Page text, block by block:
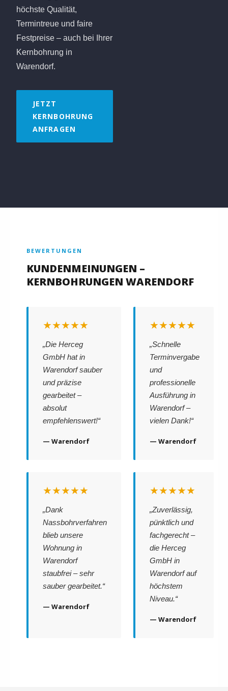
höchste Qualität,
Termintreue und faire
Festpreise – auch bei Ihrer
Kernbohrung in
Warendorf.
JETZT
KERNBOHRUNG
ANFRAGEN
BEWERTUNGEN
KUNDENMEINUNGEN –
KERNBOHRUNGEN WARENDORF
★★★★★
„Die Herceg
GmbH hat in
Warendorf sauber
und präzise
gearbeitet –
absolut
empfehlenswert!“
— Warendorf
★★★★★
„Schnelle
Terminvergabe
und
professionelle
Ausführung in
Warendorf –
vielen Dank!“
— Warendorf
★★★★★
„Dank
Nassbohrverfahren
blieb unsere
Wohnung in
Warendorf
staubfrei – sehr
sauber gearbeitet.“
— Warendorf
★★★★★
„Zuverlässig,
pünktlich und
fachgerecht –
die Herceg
GmbH in
Warendorf auf
höchstem
Niveau.“
— Warendorf